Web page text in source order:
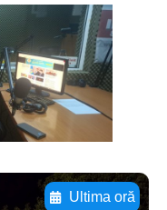
Ultima oră